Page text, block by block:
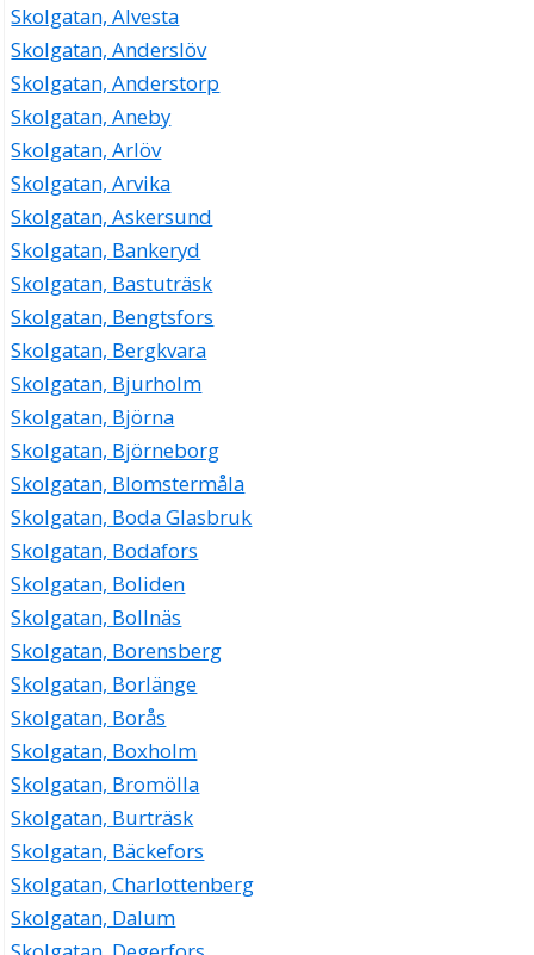
Skolgatan, Alvesta
Skolgatan, Anderslöv
Skolgatan, Anderstorp
Skolgatan, Aneby
Skolgatan, Arlöv
Skolgatan, Arvika
Skolgatan, Askersund
Skolgatan, Bankeryd
Skolgatan, Bastuträsk
Skolgatan, Bengtsfors
Skolgatan, Bergkvara
Skolgatan, Bjurholm
Skolgatan, Björna
Skolgatan, Björneborg
Skolgatan, Blomstermåla
Skolgatan, Boda Glasbruk
Skolgatan, Bodafors
Skolgatan, Boliden
Skolgatan, Bollnäs
Skolgatan, Borensberg
Skolgatan, Borlänge
Skolgatan, Borås
Skolgatan, Boxholm
Skolgatan, Bromölla
Skolgatan, Burträsk
Skolgatan, Bäckefors
Skolgatan, Charlottenberg
Skolgatan, Dalum